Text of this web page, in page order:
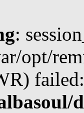
:
opt/